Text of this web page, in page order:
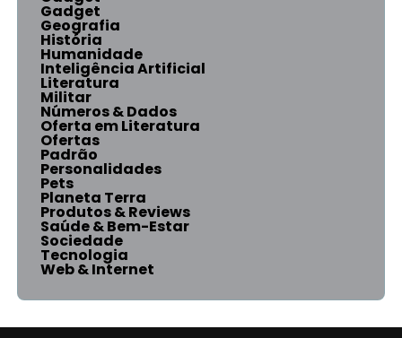
Gadget
Geografia
História
Humanidade
Inteligência Artificial
Literatura
Militar
Números & Dados
Oferta em Literatura
Ofertas
Padrão
Personalidades
Pets
Planeta Terra
Produtos & Reviews
Saúde & Bem-Estar
Sociedade
Tecnologia
Web & Internet